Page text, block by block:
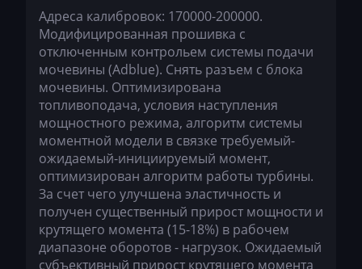
Exeed
Extreme moto
Faresin
Farmtrac
FAW
Fendt
Fiat
Ford
Foton
Адреса калибровок: 170000-200000.
Модифицированная прошивка с
отключенным контрольем системы подачи
мочевины (Adblue). Снять разъем с блока
мочевины. Оптимизирована
топливоподача, условия наступления
мощностного режима, алгоритм системы
моментной модели в связке требуемый-
ожидаемый-инициируемый момент,
оптимизирован алгоритм работы турбины.
За счет чего улучшена эластичность и
получен существенный прирост мощности и
крутящего момента (15-18%) в рабочем
диапазоне оборотов - нагрузок. Ожидаемый
субъективный прирост крутящего момента